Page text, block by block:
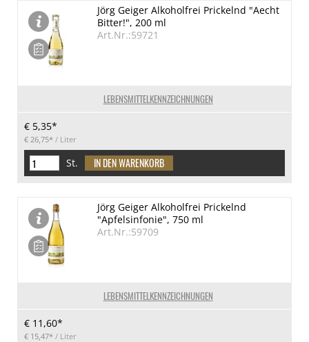
LEBENSMITTELKENNZEICHNUNGEN
Jörg Geiger Alkoholfrei Prickelnd "Aecht
Bitter!", 200 ml
Art.Nr.:59721
€ 5,35*
€ 26,75* / Liter
St.
LEBENSMITTELKENNZEICHNUNGEN
Jörg Geiger Alkoholfrei Prickelnd
"Apfelsinfonie", 750 ml
Art.Nr.:59709
€ 11,60*
€ 15,47* / Liter